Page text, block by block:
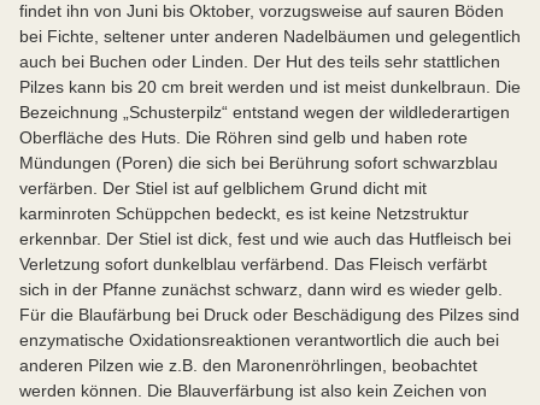
findet ihn von Juni bis Oktober, vorzugsweise auf sauren Böden
bei Fichte, seltener unter anderen Nadelbäumen und gelegentlich
auch bei Buchen oder Linden. Der Hut des teils sehr stattlichen
Pilzes kann bis 20 cm breit werden und ist meist dunkelbraun. Die
Bezeichnung „Schusterpilz“ entstand wegen der wildlederartigen
Oberfläche des Huts. Die Röhren sind gelb und haben rote
Mündungen (Poren) die sich bei Berührung sofort schwarzblau
verfärben. Der Stiel ist auf gelblichem Grund dicht mit
karminroten Schüppchen bedeckt, es ist keine Netzstruktur
erkennbar. Der Stiel ist dick, fest und wie auch das Hutfleisch bei
Verletzung sofort dunkelblau verfärbend. Das Fleisch verfärbt
sich in der Pfanne zunächst schwarz, dann wird es wieder gelb.
Für die Blaufärbung bei Druck oder Beschädigung des Pilzes sind
enzymatische Oxidationsreaktionen verantwortlich die auch bei
anderen Pilzen wie z.B. den Maronenröhrlingen, beobachtet
werden können. Die Blauverfärbung ist also kein Zeichen von